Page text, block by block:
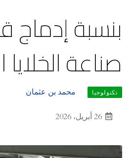
بنسبة
صناعة
تكنولوجيا محمد بن عثمان
26 أبريل، 2026